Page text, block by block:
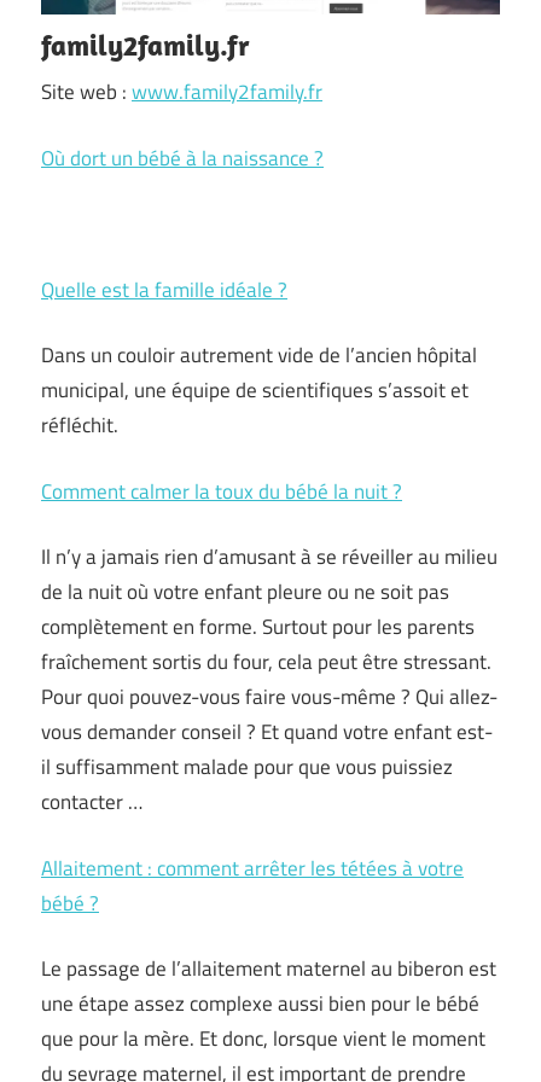
family2family.fr
Site web :www.family2family.fr
Où dort un bébé à la naissance ?
Quelle est la famille idéale ?
Dans un couloir autrement vide de l’ancien hôpital
municipal, une équipe de scientifiques s’assoit et
réfléchit.
Comment calmer la toux du bébé la nuit ?
Il n’y a jamais rien d’amusant à se réveiller au milieu
de la nuit où votre enfant pleure ou ne soit pas
complètement en forme. Surtout pour les parents
fraîchement sortis du four, cela peut être stressant.
Pour quoi pouvez-vous faire vous-même ? Qui allez-
vous demander conseil ? Et quand votre enfant est-
il suffisamment malade pour que vous puissiez
contacter …
Allaitement : comment arrêter les tétées à votre
bébé ?
Le passage de l’allaitement maternel au biberon est
une étape assez complexe aussi bien pour le bébé
que pour la mère. Et donc, lorsque vient le moment
du sevrage maternel, il est important de prendre